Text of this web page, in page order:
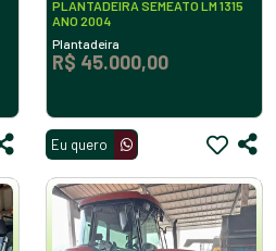
PLANTADEIRA SEMEATO LM 1315
ANO 2004
Plantadeira
R$ 45.000,00
Eu quero